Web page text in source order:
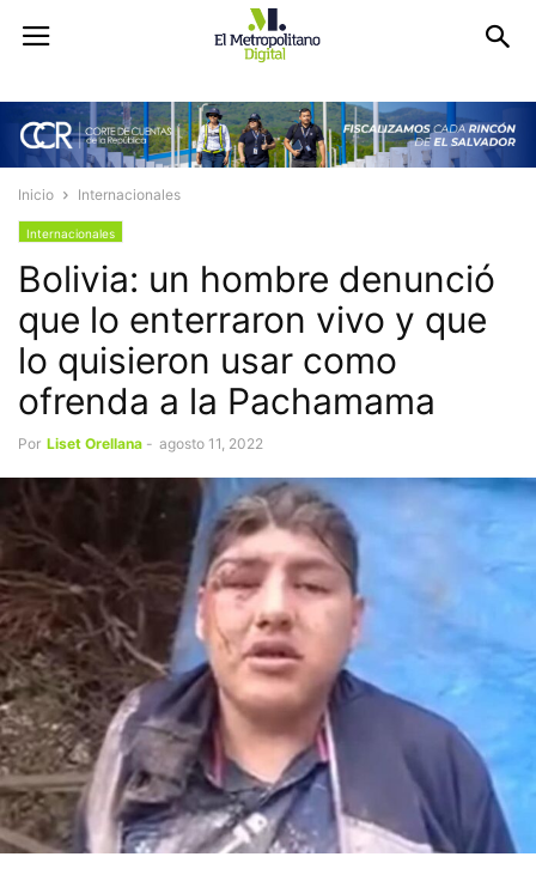
Inicio Internacionales
Internacionales
Bolivia: un hombre denunció
que lo enterraron vivo y que
lo quisieron usar como
ofrenda a la Pachamama
Por Liset Orellana - agosto 11, 2022